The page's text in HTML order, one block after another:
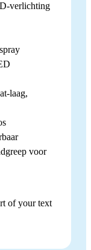
verlichting
laag,
voor
of your text